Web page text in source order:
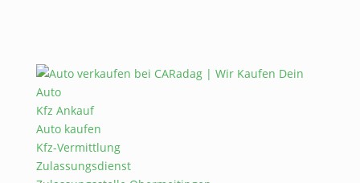
Kfz Ankauf
Auto kaufen
Kfz-Vermittlung
Zulassungsdienst